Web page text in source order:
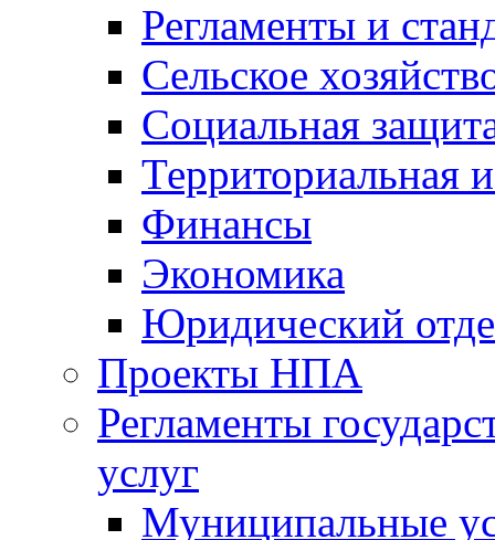
Регламенты и
Сельское
Социальная
Территориальная
Финансы
Экономика
Юридический
Проекты НПА
Регламенты
услуг
Муниципальные